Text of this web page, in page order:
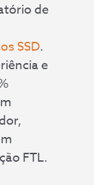
de
SSD.
e
FTL.